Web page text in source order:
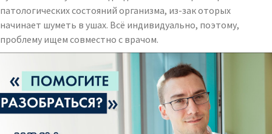
патологических состояний организма, из-зак оторых
начинает шуметь в ушах. Всё индивидуально, поэтому,
проблему ищем совместно с врачом.